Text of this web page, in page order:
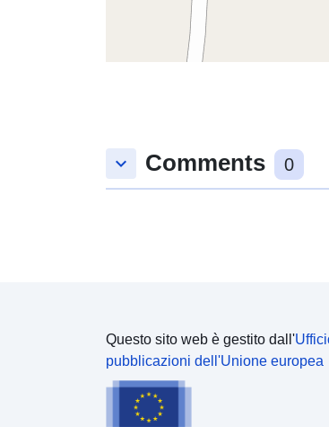
keyboard_arrow_down Comments 0
Questo sito web è gestito dall'
pubblicazioni dell'Unione europea